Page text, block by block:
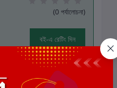
(0 পর্যালোচনা)
বই-এ রেটিং দিন
কোন পর্যালোচনা নেই